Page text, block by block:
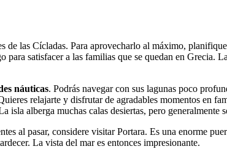
de las Cícladas. Para aprovecharlo al máximo,
satisfacer a las familias que se quedan en Grecia.
náuticas. Podrás navegar con sus lagunas poco
relajarte y disfrutar de agradables momentos en
isla alberga muchas calas desiertas, pero generalmente
al pasar, considere visitar Portara. Es una enorme
La vista del mar es entonces impresionante.